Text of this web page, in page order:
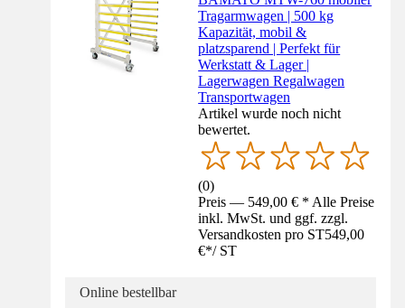
Tragarmwagen | 500 kg
Kapazität, mobil &
platzsparend | Perfekt für
Werkstatt & Lager |
Lagerwagen Regalwagen
Transportwagen
Artikel wurde noch nicht
bewertet.
(0)
Preis — 549,00 € * Alle Preise
inkl. MwSt. und ggf. zzgl.
Versandkosten pro ST549,00
€*/ ST
Online bestellbar